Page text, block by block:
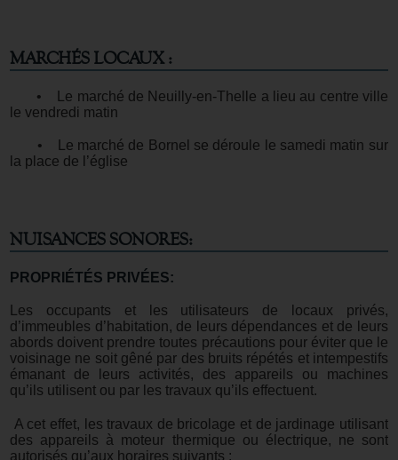
MARCHÉS LOCAUX :
• Le marché de Neuilly-en-Thelle a lieu au centre ville
le vendredi matin
• Le marché de Bornel se déroule le samedi matin sur
la place de l’église
NUISANCES SONORES:
PROPRIÉTÉS PRIVÉES:
Les occupants et les utilisateurs de locaux privés,
d’immeubles d’habitation, de leurs dépendances et de leurs
abords doivent prendre toutes précautions pour éviter que le
voisinage ne soit gêné par des bruits répétés et intempestifs
émanant de leurs activités, des appareils ou machines
qu’ils utilisent ou par les travaux qu’ils effectuent.
A cet effet, les travaux de bricolage et de jardinage utilisant
des appareils à moteur thermique ou électrique, ne sont
autorisés qu’aux horaires suivants :